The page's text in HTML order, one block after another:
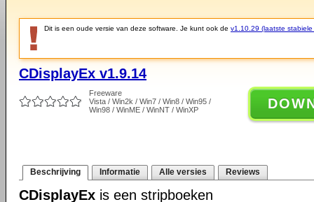
Dit is een oude versie van deze software. Je kunt ook de v1.10.29 (laatste stabiele
CDisplayEx v1.9.14
Freeware
Vista / Win2k / Win7 / Win8 / Win95 /
Win98 / WinME / WinNT / WinXP
Beschrijving Informatie Alle versies Reviews
CDisplayEx is een stripboeken